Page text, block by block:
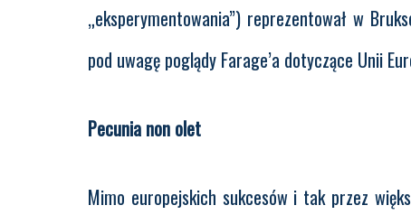
„eksperymentowania”) reprezentował w
pod uwagę poglądy Farage’a dotyczące Unii
Pecunia non olet
Mimo europejskich sukcesów i tak przez